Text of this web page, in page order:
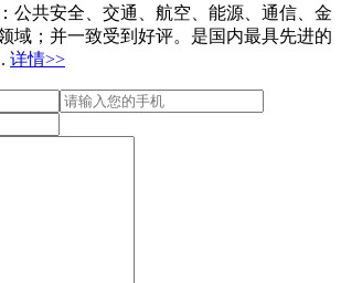
公共安全、交通、航空、能源、通信、金
域；并一致受到好评。是国内最具先进的
详情>>